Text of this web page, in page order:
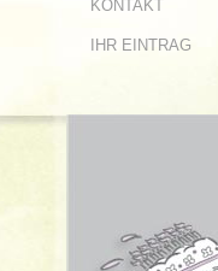
KONTAKT
IHR EINTRAG